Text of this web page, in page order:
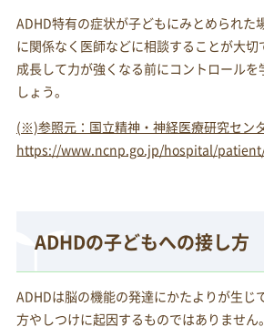
ADHD特有の症状が子どもにみとめられた
に関係なく医師などに相談することが大切
成長して力が強くなる前にコントロール
しょう。
(※)参照元：国立精神・神経医療研究セン
https://www.ncnp.go.jp/hospital/
ADHDの子どもへの接し方
ADHDは脳の機能の発達にかたよりが生じ
方やしつけに起因するものではありません。